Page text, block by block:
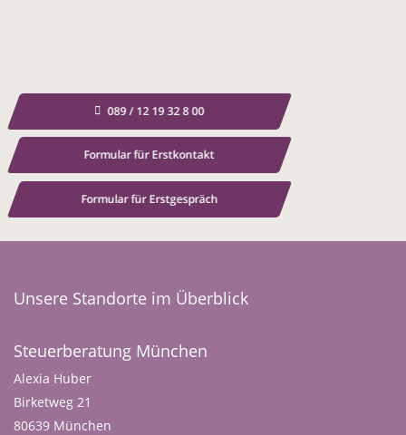
089 / 12 19 32 8 00
Formular für Erstkontakt
Formular für Erstgespräch
Unsere Standorte im Überblick
Steuerberatung München
Alexia Huber
Birketweg 21
80639 München